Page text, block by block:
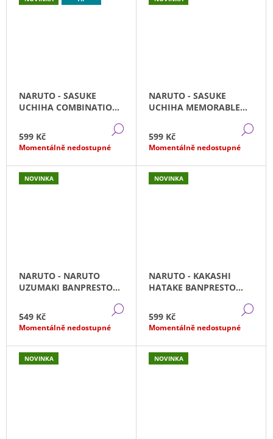
NARUTO - SASUKE
UCHIHA COMBINATION
599 Kč
DETAIL
Momentálně nedostupné
NARUTO - SASUKE
UCHIHA MEMORABLE
599 Kč
Momentálně nedostupné
NOVINKA
NARUTO - NARUTO
UZUMAKI BANPRESTO
549 Kč
DETAIL
Momentálně nedostupné
NOVINKA
NARUTO - KAKASHI
HATAKE BANPRESTO
599 Kč
Momentálně nedostupné
NOVINKA NOVINKA